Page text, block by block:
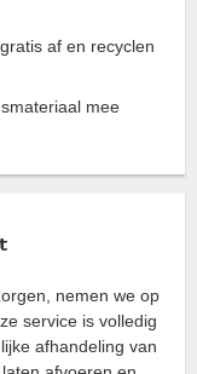
af en recyclen
mee
nemen we op
service is volledig
afhandeling van